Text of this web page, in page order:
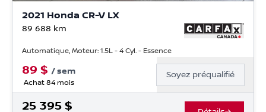
2021 Honda CR-V LX
89 688 km
Automatique, Moteur: 1.5L - 4 Cyl. - Essence
89 $ /sem
Achat 84 mois
Soyez préqualifié
25 395 $